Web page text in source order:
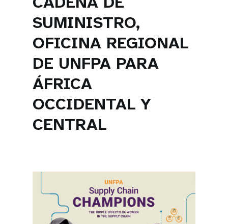
SUMINISTRO,
OFICINA REGIONAL
DE UNFPA PARA
ÁFRICA
OCCIDENTAL Y
CENTRAL